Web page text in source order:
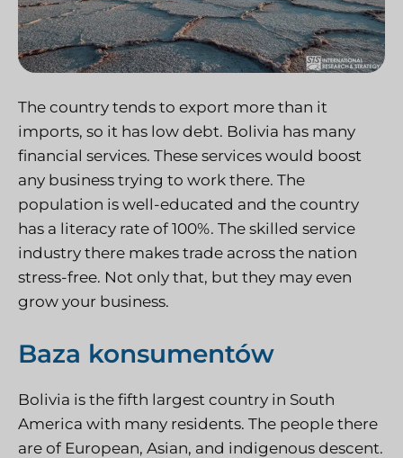
The country tends to export more than it
imports, so it has low debt. Bolivia has many
financial services. These services would boost
any business trying to work there. The
population is well-educated and the country
has a literacy rate of 100%. The skilled service
industry there makes trade across the nation
stress-free. Not only that, but they may even
grow your business.
Baza konsumentów
Bolivia is the fifth largest country in South
America with many residents. The people there
are of European, Asian, and indigenous descent.